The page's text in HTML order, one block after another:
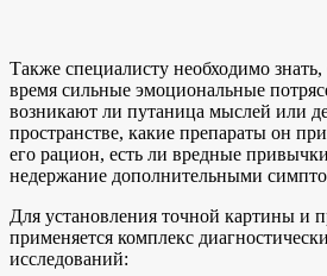
Также специалисту необходимо
время сильные эмоциональные
возникают ли путаница мыслей или
пространстве, какие препараты он
его рацион, есть ли вредные
недержание дополнительными
Для установления точной картины и
применяется комплекс
исследований: